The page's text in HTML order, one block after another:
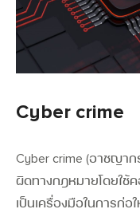
Cyber crime
Cyber crime (อาชญาก
ผิดทางกฎหมายโดยใ
เป็นเครื่องมือในการก่อ